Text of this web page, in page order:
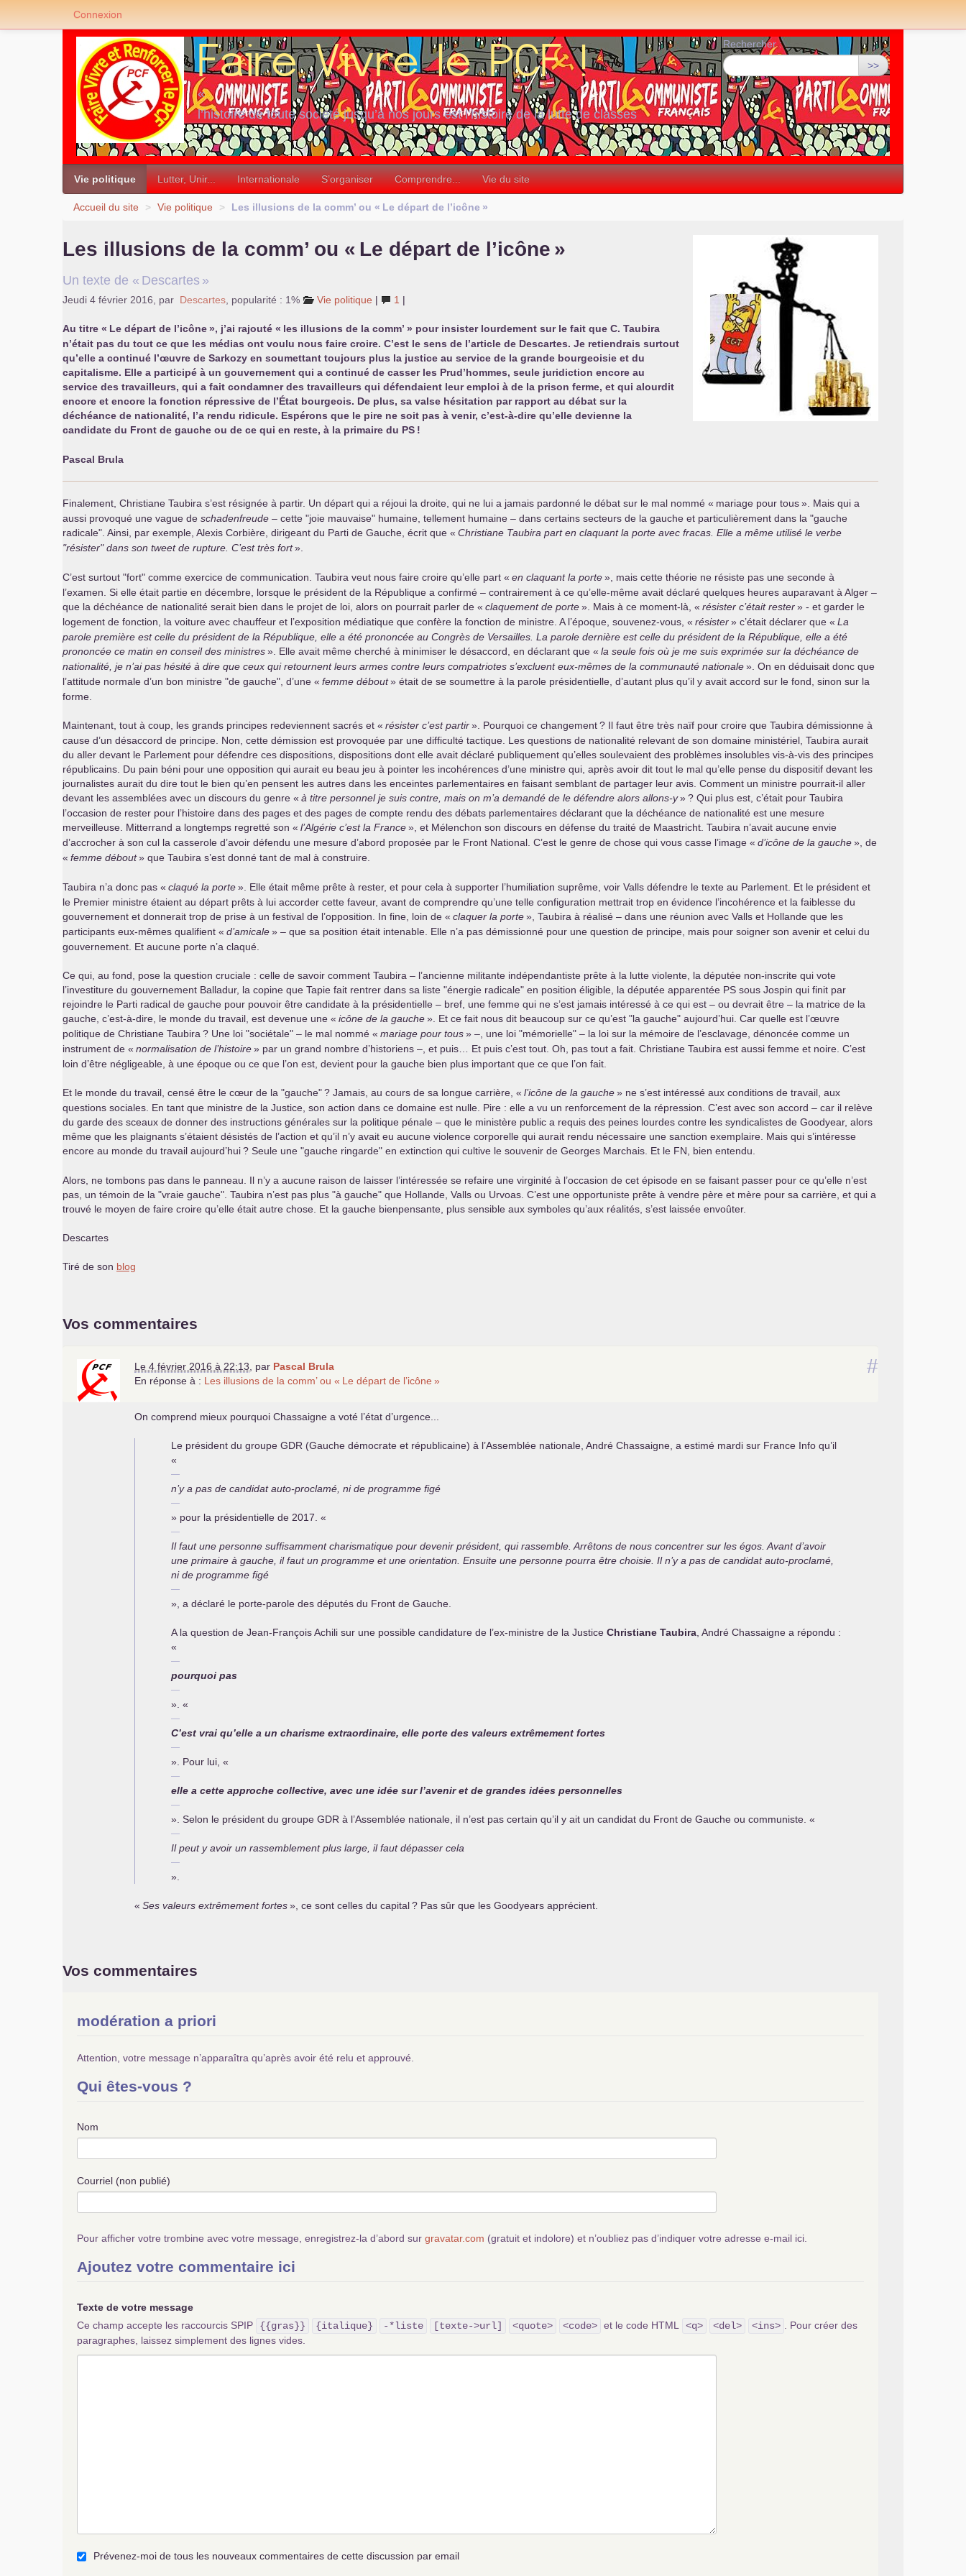
«
l’histoire de toute société jusqu’à nos jours est l’histoire de la lutte de classes
»
Rechercher :
>>
Vie politique Lutter, Unir... Internationale S’organiser Comprendre... Vie du site
Accueil du site > Vie politique > Les illusions de la comm’ ou « Le départ de l’icône »
Les illusions de la comm’ ou « Le départ de l’icône »
Un texte de « Descartes »
Jeudi 4 février 2016 par Descartes popularité : 1% Vie politique | 1 |
Au titre « Le départ de l’icône», j’ai rajouté « les illusions de la comm’ » pour insister lourdement sur le fait que C. Taubira
n’était pas du tout ce que les médias ont voulu nous faire croire. C’est le sens de l’article de Descartes. Je retiendrais surtout
qu’elle a continué l’œuvre de Sarkozy en soumettant toujours plus la justice au service de la grande bourgeoisie et du
capitalisme. Elle a participé à un gouvernement qui a continué de casser les Prud’hommes, seule juridiction encore au
service des travailleurs, qui a fait condamner des travailleurs qui défendaient leur emploi à de la prison ferme, et qui alourdit
encore et encore la fonction répressive de l’État bourgeois. De plus, sa valse hésitation par rapport au débat sur la
déchéance de nationalité, l’a rendu ridicule. Espérons que le pire ne soit pas à venir, c’est-à-dire qu’elle devienne la
candidate du Front de gauche ou de ce qui en reste, à la primaire du PS !
Pascal Brula
Finalement, Christiane Taubira s’est résignée à partir. Un départ qui a réjoui la droite, qui ne lui a jamais pardonné le débat sur le mal nommé « mariage pour tous». Mais qui a
aussi provoqué une vague de schadenfreude – cette "joie mauvaise" humaine, tellement humaine – dans certains secteurs de la gauche et particulièrement dans la "gauche
radicale". Ainsi, par exemple, Alexis Corbière, dirigeant du Parti de Gauche, écrit que « Christiane Taubira part en claquant la porte avec fracas. Elle a même utilisé le verbe
"résister" dans son tweet de rupture. C’est très fort».
C’est surtout "fort" comme exercice de communication. Taubira veut nous faire croire qu’elle part « en claquant la porte», mais cette théorie ne résiste pas une seconde à
l’examen. Si elle était partie en décembre, lorsque le président de la République a confirmé – contrairement à ce qu’elle-même avait déclaré quelques heures auparavant à Alger –
que la déchéance de nationalité serait bien dans le projet de loi, alors on pourrait parler de « claquement de porte». Mais à ce moment-là, « résister c’était rester» - et garder le
logement de fonction, la voiture avec chauffeur et l’exposition médiatique que confère la fonction de ministre. A l’époque, souvenez-vous, « résister» c’était déclarer que « La
parole première est celle du président de la République, elle a été prononcée au Congrès de Versailles. La parole dernière est celle du président de la République, elle a été
prononcée ce matin en conseil des ministres». Elle avait même cherché à minimiser le désaccord, en déclarant que « la seule fois où je me suis exprimée sur la déchéance de
nationalité, je n’ai pas hésité à dire que ceux qui retournent leurs armes contre leurs compatriotes s’excluent eux-mêmes de la communauté nationale». On en déduisait donc que
l’attitude normale d’un bon ministre "de gauche", d’une « femme débout» était de se soumettre à la parole présidentielle, d’autant plus qu’il y avait accord sur le fond, sinon sur la
forme.
Maintenant, tout à coup, les grands principes redeviennent sacrés et « résister c’est partir». Pourquoi ce changement? Il faut être très naïf pour croire que Taubira démissionne à
cause d’un désaccord de principe. Non, cette démission est provoquée par une difficulté tactique. Les questions de nationalité relevant de son domaine ministériel, Taubira aurait
du aller devant le Parlement pour défendre ces dispositions, dispositions dont elle avait déclaré publiquement qu’elles soulevaient des problèmes insolubles vis-à-vis des principes
républicains. Du pain béni pour une opposition qui aurait eu beau jeu à pointer les incohérences d’une ministre qui, après avoir dit tout le mal qu’elle pense du dispositif devant les
journalistes aurait du dire tout le bien qu’en pensent les autres dans les enceintes parlementaires en faisant semblant de partager leur avis. Comment un ministre pourrait-il aller
devant les assemblées avec un discours du genre « à titre personnel je suis contre, mais on m’a demandé de le défendre alors allons-y»? Qui plus est, c’était pour Taubira
l’occasion de rester pour l’histoire dans des pages et des pages de compte rendu des débats parlementaires déclarant que la déchéance de nationalité est une mesure
merveilleuse. Mitterrand a longtemps regretté son « l’Algérie c’est la France», et Mélenchon son discours en défense du traité de Maastricht. Taubira n’avait aucune envie
d’accrocher à son cul la casserole d’avoir défendu une mesure d’abord proposée par le Front National. C’est le genre de chose qui vous casse l’image « d’icône de la gauche», de
« femme débout» que Taubira s’est donné tant de mal à construire.
Taubira n’a donc pas « claqué la porte». Elle était même prête à rester, et pour cela à supporter l’humiliation suprême, voir Valls défendre le texte au Parlement. Et le président et
le Premier ministre étaient au départ prêts à lui accorder cette faveur, avant de comprendre qu’une telle configuration mettrait trop en évidence l’incohérence et la faiblesse du
gouvernement et donnerait trop de prise à un festival de l’opposition. In fine, loin de « claquer la porte», Taubira à réalisé – dans une réunion avec Valls et Hollande que les
participants eux-mêmes qualifient « d’amicale» – que sa position était intenable. Elle n’a pas démissionné pour une question de principe, mais pour soigner son avenir et celui du
gouvernement. Et aucune porte n’a claqué.
Ce qui, au fond, pose la question cruciale : celle de savoir comment Taubira – l’ancienne militante indépendantiste prête à la lutte violente, la députée non-inscrite qui vote
l’investiture du gouvernement Balladur, la copine que Tapie fait rentrer dans sa liste "énergie radicale" en position éligible, la députée apparentée PS sous Jospin qui finit par
rejoindre le Parti radical de gauche pour pouvoir être candidate à la présidentielle – bref, une femme qui ne s’est jamais intéressé à ce qui est – ou devrait être – la matrice de la
gauche, c’est-à-dire, le monde du travail, est devenue une « icône de la gauche». Et ce fait nous dit beaucoup sur ce qu’est "la gauche" aujourd’hui. Car quelle est l’œuvre
politique de Christiane Taubira ? Une loi "sociétale" – le mal nommé « mariage pour tous» –, une loi "mémorielle" – la loi sur la mémoire de l’esclavage, dénoncée comme un
instrument de « normalisation de l’histoire» par un grand nombre d’historiens –, et puis… Et puis c’est tout. Oh, pas tout a fait. Christiane Taubira est aussi femme et noire. C’est
loin d’être négligeable, à une époque ou ce que l’on est, devient pour la gauche bien plus important que ce que l’on fait.
Et le monde du travail, censé être le cœur de la "gauche"? Jamais, au cours de sa longue carrière, « l’icône de la gauche» ne s’est intéressé aux conditions de travail, aux
questions sociales. En tant que ministre de la Justice, son action dans ce domaine est nulle. Pire : elle a vu un renforcement de la répression. C’est avec son accord – car il relève
du garde des sceaux de donner des instructions générales sur la politique pénale – que le ministère public a requis des peines lourdes contre les syndicalistes de Goodyear, alors
même que les plaignants s’étaient désistés de l’action et qu’il n’y avait eu aucune violence corporelle qui aurait rendu nécessaire une sanction exemplaire. Mais qui s’intéresse
encore au monde du travail aujourd’hui? Seule une "gauche ringarde" en extinction qui cultive le souvenir de Georges Marchais. Et le FN , bien entendu.
Alors, ne tombons pas dans le panneau. Il n’y a aucune raison de laisser l’intéressée se refaire une virginité à l’occasion de cet épisode en se faisant passer pour ce qu’elle n’est
pas, un témoin de la "vraie gauche". Taubira n’est pas plus "à gauche" que Hollande, Valls ou Urvoas. C’est une opportuniste prête à vendre père et mère pour sa carrière, et qui a
trouvé le moyen de faire croire qu’elle était autre chose. Et la gauche bienpensante, plus sensible aux symboles qu’aux réalités, s’est laissée envoûter.
Descartes
Tiré de son blog
Vos commentaires
#
Le 4 février 2016 à 22:13 par Pascal Brula
En réponse à : Les illusions de la comm’ ou « Le départ de l’icône »
On comprend mieux pourquoi Chassaigne a voté l’état d’urgence...
Le président du groupe GDR (Gauche démocrate et républicaine) à l’Assemblée nationale, André Chassaigne, a estimé mardi sur France Info qu’il
«
n’y a pas de candidat auto-proclamé, ni de programme figé
» pour la présidentielle de 2017. «
Il faut une personne suffisamment charismatique pour devenir président, qui rassemble. Arrêtons de nous concentrer sur les égos. Avant d’avoir
une primaire à gauche, il faut un programme et une orientation. Ensuite une personne pourra être choisie. Il n’y a pas de candidat auto-proclamé,
ni de programme figé
», a déclaré le porte-parole des députés du Front de Gauche.
A la question de Jean-François Achili sur une possible candidature de l’ex-ministre de la Justice Christiane Taubira , André Chassaigne a répondu :
«
pourquoi pas
». «
C’est vrai qu’elle a un charisme extraordinaire, elle porte des valeurs extrêmement fortes
». Pour lui, «
elle a cette approche collective, avec une idée sur l’avenir et de grandes idées personnelles
». Selon le président du groupe GDR à l’Assemblée nationale, il n’est pas certain qu’il y ait un candidat du Front de Gauche ou communiste. «
Il peut y avoir un rassemblement plus large, il faut dépasser cela
».
« Ses valeurs extrêmement fortes», ce sont celles du capital? Pas sûr que les Goodyears apprécient.
Vos commentaires
modération a priori
Attention, votre message n’apparaîtra qu’après avoir été relu et approuvé.
Qui êtes-vous ?
Nom
Courriel (non publié)
Pour afficher votre trombine avec votre message, enregistrez-la d’abord sur gravatar.com (gratuit et indolore) et n’oubliez pas d’indiquer votre adresse e-mail ici.
Ajoutez votre commentaire ici
Texte de votre message
Ce champ accepte les raccourcis SPIP
{{gras}} {italique} -*liste [texte->url] <quote> <code> et le code HTML <q> <del> <ins>
. Pour créer des
paragraphes, laissez simplement des lignes vides.
Prévenez-moi de tous les nouveaux commentaires de cette discussion par email
Connexion